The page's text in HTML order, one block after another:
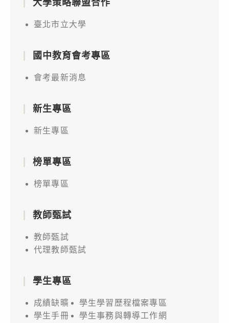
大學策略聯盟合作
臺北市立大學
國中教育會考專區
會考最新消息
新生專區
新生專區
榜單專區
榜單專區
教師甄試
教師甄試
代理教師甄試
學生專區
成績缺曠
學生學習歷程檔案專區
學生手冊
學生事務與轉導工作網